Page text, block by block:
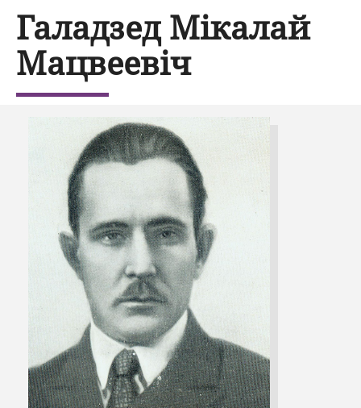
Галадзед Мікалай
Мацвеевіч